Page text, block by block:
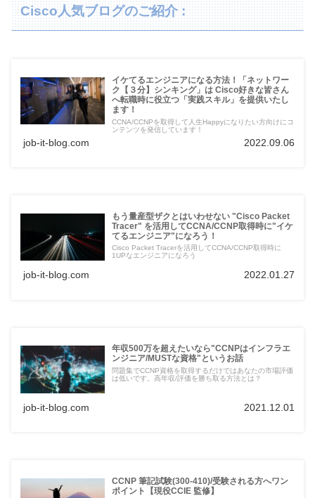
Cisco人気ブログのご紹介 :
イケてるエンジニアになる方法！「ネットワー
ク【３分】シンキング」は Cisco好きな皆さん
へ転職時に役立つ「実践スキル」を提供いたし
ます！
CCNA/CCNPを取得して人生Happyになりたい方向けにコ
ンテンツを発信しています！
job-it-blog.com 2022.09.06
もう量産型ザクとはいわせない "Cisco Packet
Tracer" を活用してCCNA/CCNP取得時に"イケ
てるエンジニア"になろう！
Cisco Packet Tracerを活用してCCNA/CCNP取得時に
1UPなエンジニアになろう
job-it-blog.com 2022.01.27
年収500万を超えたいなら"CCNPはインフラエ
ンジニア/MUSTな資格"というお話
問題集でCCNP資格を取得するだけではあなたの市場評価
は低いです。高年収/評価を勝ち取る方法とは？
job-it-blog.com 2021.12.01
CCNP 筆記試験(300-410)/受験される方へワン
ポイント【現役CCIE 監修】